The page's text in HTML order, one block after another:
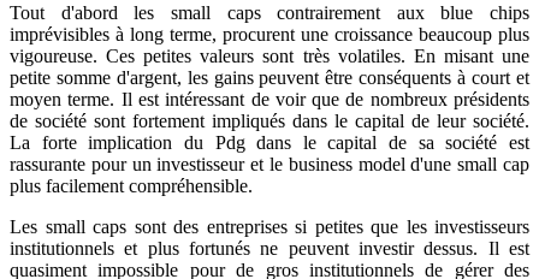
Tout d'abord les small caps contrairement aux blue chips
imprévisibles à long terme, procurent une croissance beaucoup plus
vigoureuse. Ces petites valeurs sont très volatiles. En misant une
petite somme d'argent, les gains peuvent être conséquents à court et
moyen terme. Il est intéressant de voir que de nombreux présidents
de société sont fortement impliqués dans le capital de leur société.
La forte implication du Pdg dans le capital de sa société est
rassurante pour un investisseur et le business model d'une small cap
plus facilement compréhensible.
Les small caps sont des entreprises si petites que les investisseurs
institutionnels et plus fortunés ne peuvent investir dessus. Il est
quasiment impossible pour de gros institutionnels de gérer des